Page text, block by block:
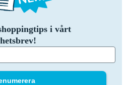
i vårt